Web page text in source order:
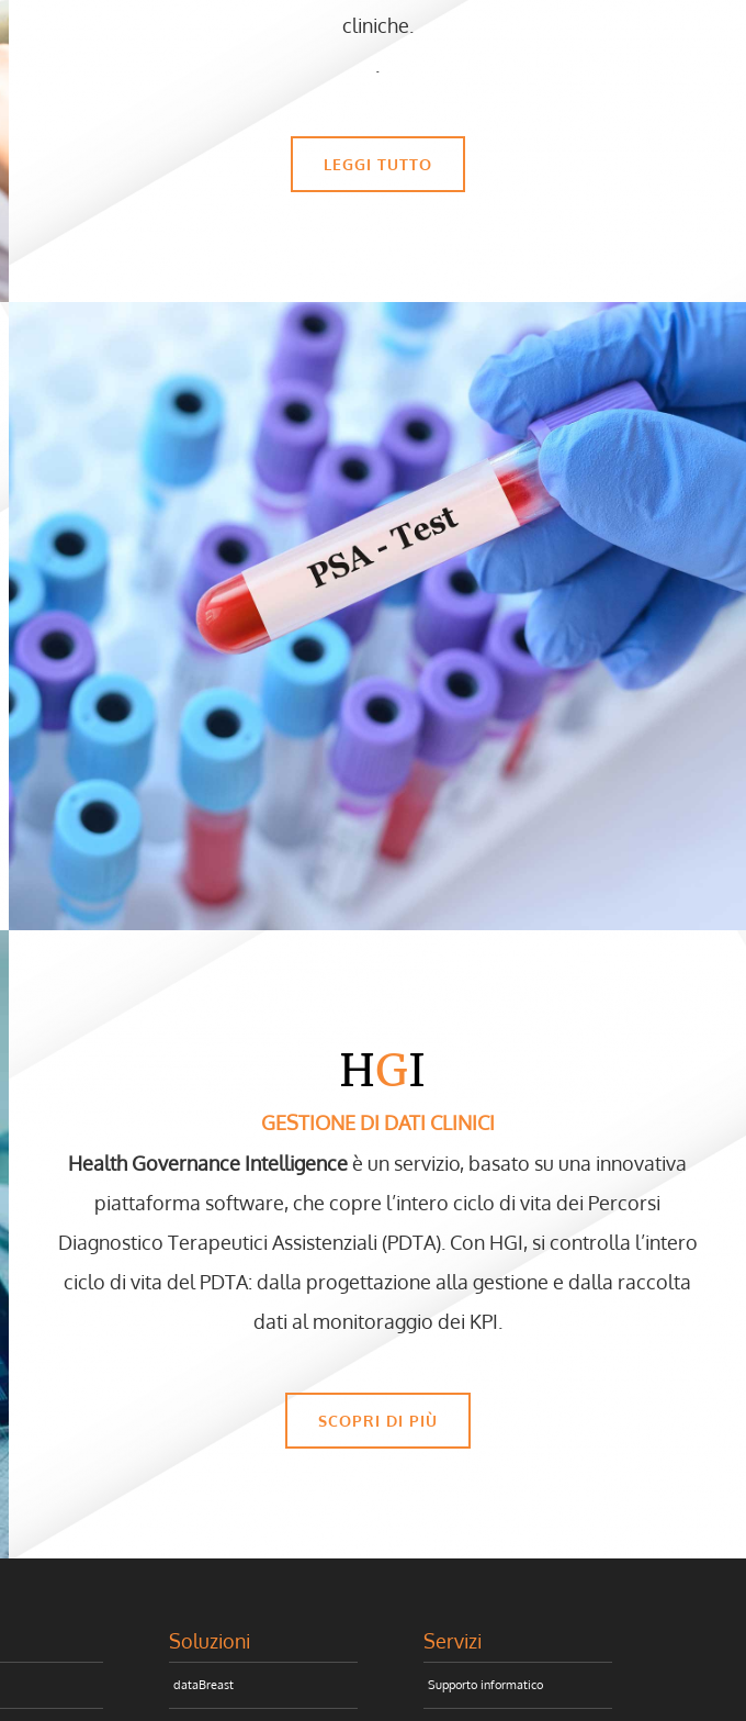
cliniche.
LEGGI TUTTO
HGI
GESTIONE DI DATI CLINICI
Health Governance Intelligenceè un servizio, basato su una innovativa
piattaforma software, che copre l’intero ciclo di vita dei Percorsi
Diagnostico Terapeutici Assistenziali (PDTA). Con HGI, si controlla l’intero
ciclo di vita del PDTA: dalla progettazione alla gestione e dalla raccolta
dati al monitoraggio dei KPI.
SCOPRI DI PIÙ
Soluzioni
dataBreast
Servizi
Supporto informatico